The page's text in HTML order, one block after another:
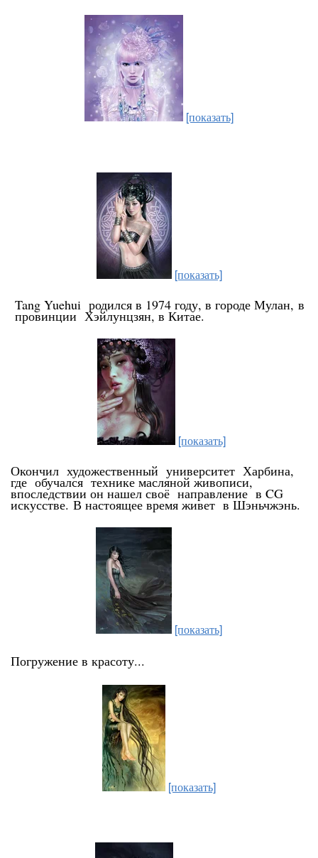
[показать]
[показать]
Tang Yuehui родился в 1974 году, в городе Мулан, в
провинции Хэйлунцзян, в Китае.
[показать]
Окончил художественный университет Харбина,
где обучался технике масляной живописи,
впоследствии он нашел своё направление в CG
искусстве. В настоящее время живет в Шэньчжэнь.
[показать]
Погружение в красоту...
[показать]